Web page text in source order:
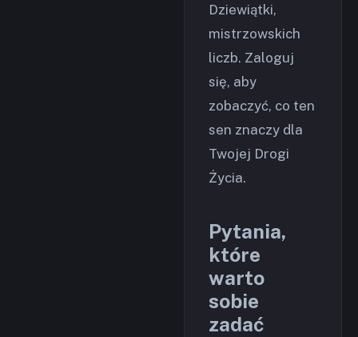
Dziewiątki,
mistrzowskich
liczb. Zaloguj
się, aby
zobaczyć, co ten
sen znaczy dla
Twojej Drogi
Życia.
Pytania,
które
warto
sobie
zadać